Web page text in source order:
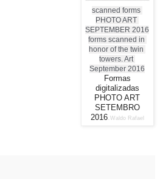
scanned forms
PHOTO ART
SEPTEMBER 2016
forms scanned in
honor of the twin
towers. Art
September 2016
Formas
digitalizadas
PHOTO ART
SETEMBRO
2016. Waldo Rafael